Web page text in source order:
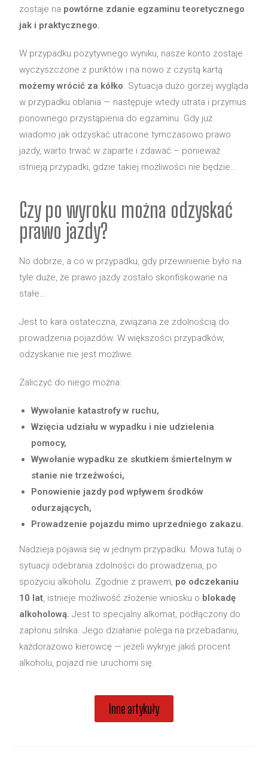
zostaje na powtórne zdanie egzaminu teoretycznego
jak i praktycznego.
W przypadku pozytywnego wyniku, nasze konto zostaje
wyczyszczone z punktów i na nowo z czystą kartą
możemy wrócić za kółko. Sytuacja dużo gorzej wygląda
w przypadku oblania — następuje wtedy utrata i przymus
ponownego przystąpienia do egzaminu. Gdy już
wiadomo jak odzyskać utracone tymczasowo prawo
jazdy, warto trwać w zaparte i zdawać – ponieważ
istnieją przypadki, gdzie takiej możliwości nie będzie…
Czy po wyroku można odzyskać
prawo jazdy?
No dobrze, a co w przypadku, gdy przewinienie było na
tyle duże, że prawo jazdy zostało skonfiskowane na
stałe…
Jest to kara ostateczna, związana ze zdolnością do
prowadzenia pojazdów. W większości przypadków,
odzyskanie nie jest możliwe.
Zaliczyć do niego można:
Wywołanie katastrofy w ruchu,
Wzięcia udziału w wypadku i nie udzielenia
pomocy,
Wywołanie wypadku ze skutkiem śmiertelnym w
stanie nie trzeźwości,
Ponowienie jazdy pod wpływem środków
odurzających,
Prowadzenie pojazdu mimo uprzedniego zakazu.
Nadzieja pojawia się w jednym przypadku. Mowa tutaj o
sytuacji odebrania zdolności do prowadzenia, po
spożyciu alkoholu. Zgodnie z prawem, po odczekaniu
10 lat, istnieje możliwość złożenie wniosku o blokadę
alkoholową. Jest to specjalny alkomat, podłączony do
zapłonu silnika. Jego działanie polega na przebadaniu,
każdorazowo kierowcę — jeżeli wykryje jakiś procent
alkoholu, pojazd nie uruchomi się.
Inne artykuły